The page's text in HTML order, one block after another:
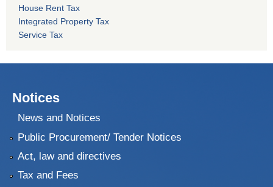
House Rent Tax
Integrated Property Tax
Service Tax
Notices
News and Notices
Public Procurement/ Tender Notices
Act, law and directives
Tax and Fees